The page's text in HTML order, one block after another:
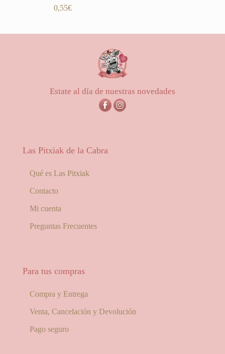
Valorado
con
0,55€
Estate al día de nuestras novedades
Las Pitxiak de la Cabra
Qué es Las Pitxiak
Contacto
Mi cuenta
Preguntas Frecuentes
Para tus compras
Compra y Entrega
Venta, Cancelación y Devolución
Pago seguro